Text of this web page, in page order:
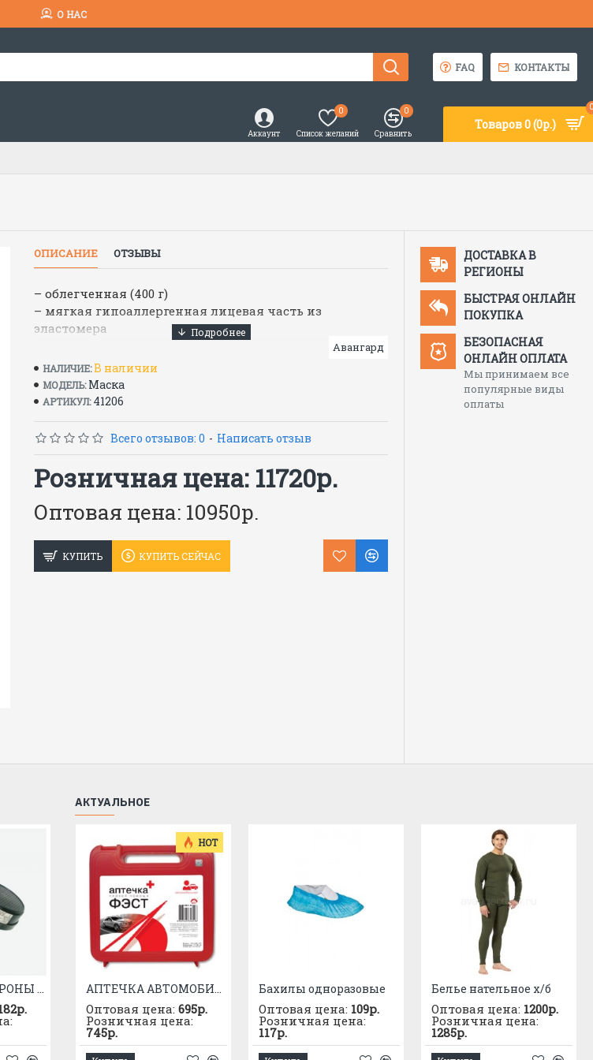
О НАС
FAQ КОНТАКТЫ
Аккаунт Список желаний
0
Сравнить
0
Товаров 0 (0р.)
ОПИСАНИЕ ОТЗЫВЫ
– облегченная (400 г)
– мягкая гипоаллергенная лицевая часть из
эластомера
– ударопрочная, стойкая к царапинам и запотеванию
поликарбонатная линза
– плотное прилегание, благодаря 4 прочным ремням
оголовья
краски, пыли
Фильтры: 3М, поставляются отдельно
ГОСТ Р 12.4.189-99
НАЛИЧИЕ:В наличии
МОДЕЛЬ: Маска
АРТИКУЛ: 41206
Авангард
Всего отзывов: 0 - Написать отзыв
Розничная цена: 11720р.
Оптовая цена: 10950р.
КУПИТЬ КУПИТЬ СЕЙЧАС
ДОСТАВКА В
РЕГИОНЫ
БЫСТРАЯ ОНЛАЙН
ПОКУПКА
БЕЗОПАСНАЯ
ОНЛАЙН ОПЛАТА
Мы принимаем все
популярные виды
оплаты
ЗАПАСНЫЕ ПАТРОНЫ К РПГ-67 МАРКИ "В" КОРОБКА ПРОТИВОГАЗНАЯ М/Г МКФ (А1В1Е1)
Оптовая цена:955р.
Розничная цена:
1025р.
Лицевая часть ШМП "БРИЗ-4302"
Оптовая цена:1825р.
Розничная цена:
1955р.
АКТУАЛЬНОЕ
HOT
АПТЕЧКА АВТОМОБИЛЬНАЯ приказ №1080
Оптовая цена: 695р.
Розничная цена:
745р.
Бахилы одноразовые
Оптовая цена: 109р.
Розничная цена:
117р.
Белье нательное х/б
Оптовая цена: 1200р.
Розничная цена:
1285р.